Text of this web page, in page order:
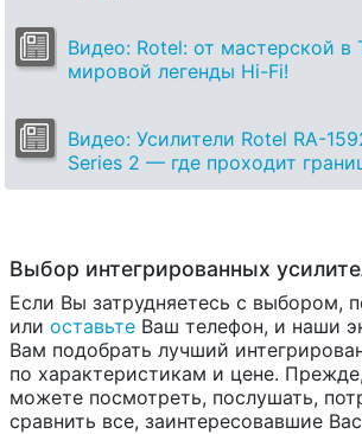
Видео: Rotel: от мастерской в
мировой легенды Hi-Fi!
Видео: Усилители Rotel RA-
Series 2 — где проходит
Выбор интегрированных
Если Вы затрудняетесь с выбором,
или оставьте Ваш телефон, и наши
Вам подобрать лучший
по характеристикам и цене.
можете посмотреть, послушать,
сравнить все, заинтересовавшие